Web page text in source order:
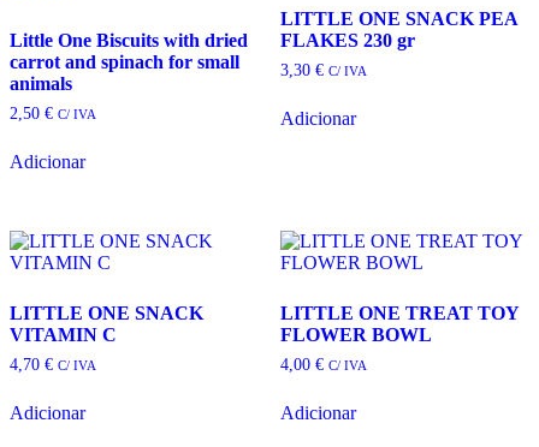
Little One Biscuits with dried
carrot and spinach for small
animals
2,50 € C/ IVA
Adicionar
LITTLE ONE SNACK PEA
FLAKES 230 gr
3,30 € C/ IVA
Adicionar
LITTLE ONE SNACK
VITAMIN C
4,70 € C/ IVA
Adicionar
LITTLE ONE TREAT TOY
FLOWER BOWL
4,00 € C/ IVA
Adicionar